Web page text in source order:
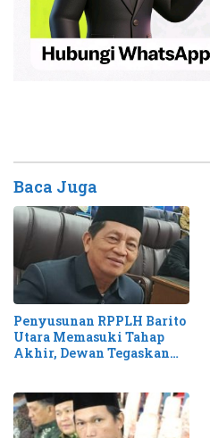
Baca Juga
Penyusunan RPPLH Barito
Utara Memasuki Tahap
Akhir, Dewan Tegaskan